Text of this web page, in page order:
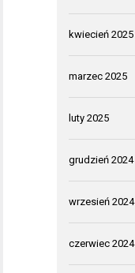
kwiecień 2025
marzec 2025
luty 2025
grudzień 2024
wrzesień 2024
czerwiec 2024